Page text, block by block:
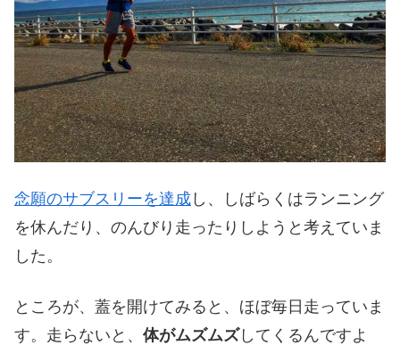
念願のサブスリーを達成 し、しばらくはランニング
を休んだり、のんびり走ったりしようと考えていま
した。
ところが、蓋を開けてみると、ほぼ毎日走っていま
す。走らないと、 体がムズムズしてくるんですよ